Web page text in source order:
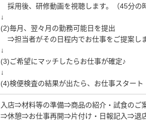
採用後、研修動画を視聴します。（45分の
↓
(2)毎月、翌々月の勤務可能日を提出
⇒担当者がその日程内でお仕事をご提案しま
↓
(3)ご希望にマッチしたらお仕事が確定♪
↓
(4)検便検査の結果が出たら、お仕事スタート
入店⇒材料等の準備⇒商品の紹介・試食のご
⇒休憩⇒お仕事再開⇒片付け・日報記入⇒退